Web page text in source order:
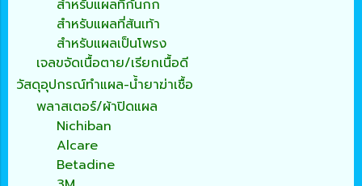
สำหรับแผลที่ก้นกก
สำหรับแผลที่ส้นเท้า
สำหรับแผลเป็นโพรง
เจลขจัดเนื้อตาย/เรียกเนื้อดี
วัสดุอุปกรณ์ทำแผล-น้ำยาฆ่าเชื้อ
พลาสเตอร์/ผ้าปิดแผล
Nichiban
Alcare
Betadine